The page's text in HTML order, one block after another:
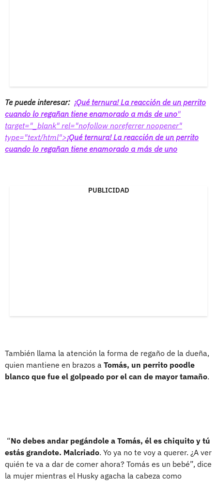
Te puede interesar: ¡Qué ternura! La reacción de un perrito
cuando lo regañan tiene enamorado a más de uno"
target="_blank" rel="nofollow noreferrer noopener"
type="text/html">¡Qué ternura! La reacción de un perrito
cuando lo regañan tiene enamorado a más de uno
PUBLICIDAD
También llama la atención la forma de regaño de la dueña,
quien mantiene en brazos a Tomás, un perrito poodle
blanco que fue el golpeado por el can de mayor tamaño.
“No debes andar pegándole a Tomás, él es chiquito y tú
estás grandote. Malcriado. Yo ya no te voy a querer. ¿A ver
quién te va a dar de comer ahora? Tomás es un bebé”, dice
la mujer mientras el Husky agacha la cabeza como